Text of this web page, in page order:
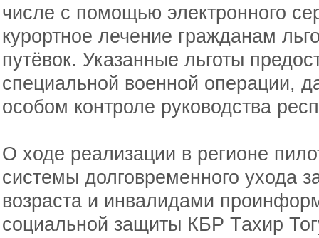
числе с помощью электронного
курортное лечение гражданам
путёвок. Указанные льготы
специальной военной операции,
особом контроле руководства
О ходе реализации в регионе
системы долговременного ухода
возраста и инвалидами
социальной защиты КБР Тахир